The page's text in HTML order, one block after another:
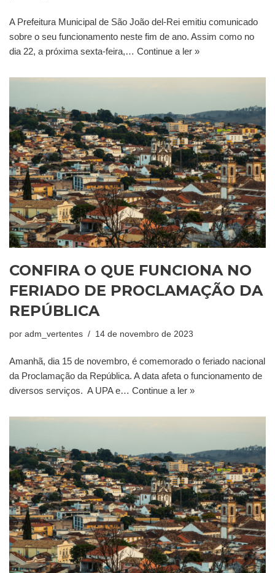
A Prefeitura Municipal de São João del-Rei emitiu comunicado
sobre o seu funcionamento neste fim de ano. Assim como no
dia 22, a próxima sexta-feira,… Continue a ler »
CONFIRA O QUE FUNCIONA NO
FERIADO DE PROCLAMAÇÃO DA
REPÚBLICA
por adm_vertentes 14 de novembro de 2023
Amanhã, dia 15 de novembro, é comemorado o feriado nacional
da Proclamação da República. A data afeta o funcionamento de
diversos serviços. A UPA e… Continue a ler »